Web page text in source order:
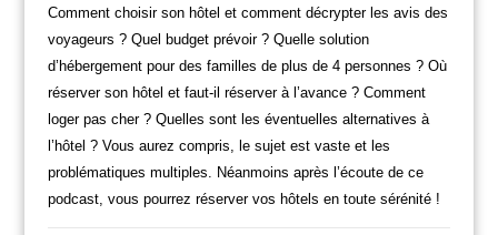
Comment choisir son hôtel et comment décrypter les avis des
voyageurs ? Quel budget prévoir ? Quelle solution
d’hébergement pour des familles de plus de 4 personnes ? Où
réserver son hôtel et faut-il réserver à l’avance ? Comment
loger pas cher ? Quelles sont les éventuelles alternatives à
l’hôtel ? Vous aurez compris, le sujet est vaste et les
problématiques multiples. Néanmoins après l’écoute de ce
podcast, vous pourrez réserver vos hôtels en toute sérénité !